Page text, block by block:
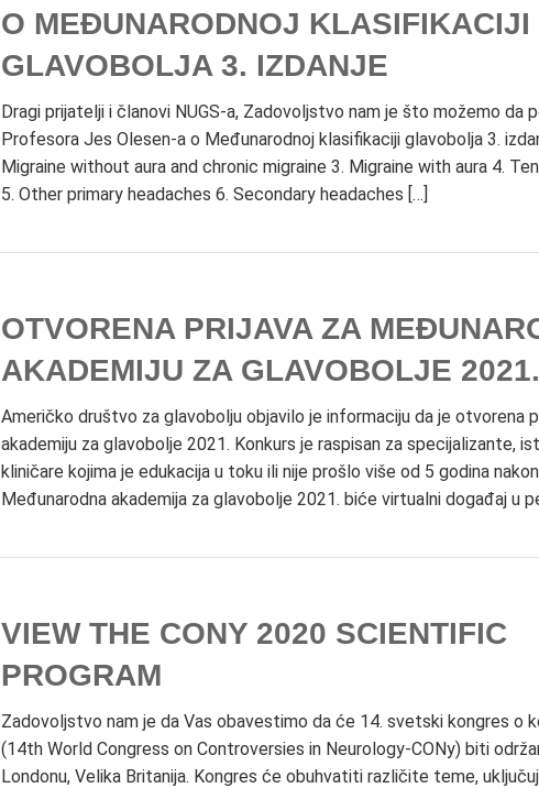
O MEĐUNARODNOJ KLASIFIKACIJI
GLAVOBOLJA 3. IZDANJE
Dragi prijatelji i članovi NUGS-a, Zadovoljstvo nam je što možemo da
Profesora Jes Olesen-a o Međunarodnoj klasifikaciji glavobolja 3.
Migraine without aura and chronic migraine 3. Migraine with aura 4.
5. Other primary headaches 6. Secondary headaches […]
OTVORENA PRIJAVA ZA
AKADEMIJU ZA GLAVOBOLJE 2021.
Američko društvo za glavobolju objavilo je informaciju da je otvorena
akademiju za glavobolje 2021. Konkurs je raspisan za specijalizante,
kliničare kojima je edukacija u toku ili nije prošlo više od 5 godina
Međunarodna akademija za glavobolje 2021. biće virtualni događaj u
VIEW THE CONY 2020 SCIENTIFIC
PROGRAM
Zadovoljstvo nam je da Vas obavestimo da će 14. svetski kongres o
(14th World Congress on Controversies in Neurology-CONy) biti
Londonu, Velika Britanija. Kongres će obuhvatiti različite teme,